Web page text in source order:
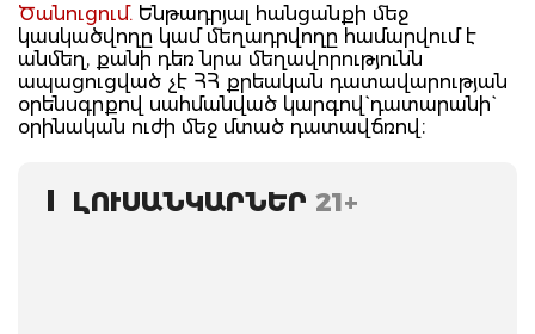
Ծանուցում. Ենթադրյալ հանցանքի մեջ
կասկածվողը կամ մեղադրվողը համարվում է
անմեղ, քանի դեռ նրա մեղավորությունն
ապացուցված չէ ՀՀ քրեական դատավարության
օրենսգրքով սահմանված կարգով` դատարանի`
օրինական ուժի մեջ մտած դատավճռով։
ԼՈՒՍԱՆԿԱՐՆԵՐ 21+